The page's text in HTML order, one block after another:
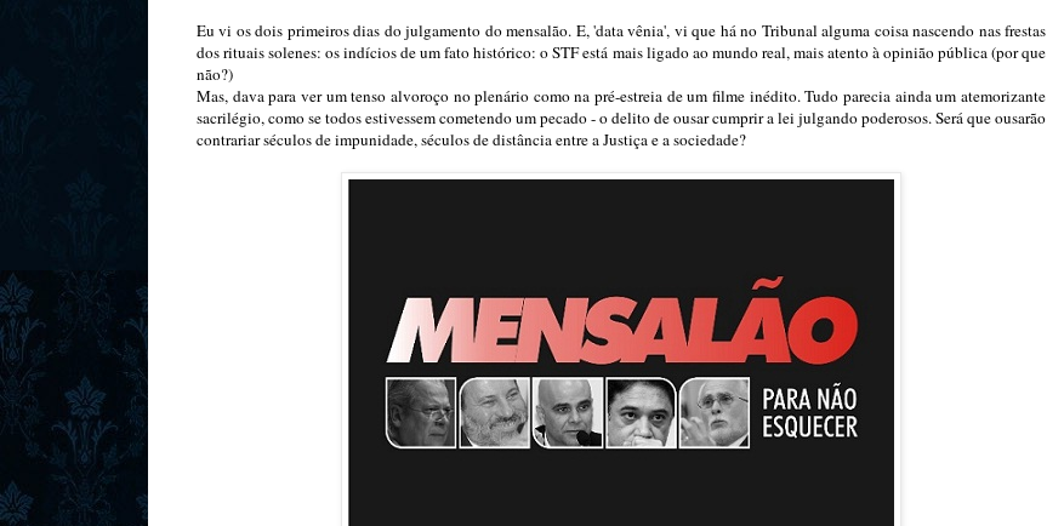
Eu vi os dois primeiros dias do julgamento do mensalão. E, 'data vênia', vi que há no Tribunal alguma coisa nascendo nas frestas
dos rituais solenes: os indícios de um fato histórico: o STF está mais ligado ao mundo real, mais atento à opinião pública (por que
não?)
Mas, dava para ver um tenso alvoroço no plenário como na pré-estreia de um filme inédito. Tudo parecia ainda um atemorizante
sacrilégio, como se todos estivessem cometendo um pecado - o delito de ousar cumprir a lei julgando poderosos. Será que ousarão
contrariar séculos de impunidade, séculos de distância entre a Justiça e a sociedade?